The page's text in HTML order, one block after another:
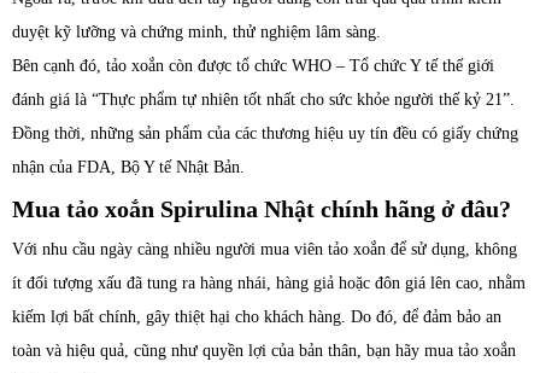
duyệt kỹ lưỡng và chứng minh, thử nghiệm lâm sàng.
Bên cạnh đó, tảo xoắn còn được tổ chức WHO – Tổ chức Y tế thế giới
đánh giá là “Thực phẩm tự nhiên tốt nhất cho sức khỏe người thế kỷ 21”.
Đồng thời, những sản phẩm của các thương hiệu uy tín đều có giấy chứng
nhận của FDA, Bộ Y tế Nhật Bản.
Mua tảo xoắn Spirulina Nhật chính hãng ở đâu?
Với nhu cầu ngày càng nhiều người mua viên tảo xoắn để sử dụng, không
ít đối tượng xấu đã tung ra hàng nhái, hàng giả hoặc đôn giá lên cao, nhằm
kiếm lợi bất chính, gây thiệt hại cho khách hàng. Do đó, để đảm bảo an
toàn và hiệu quả, cũng như quyền lợi của bản thân, bạn hãy mua tảo xoắn